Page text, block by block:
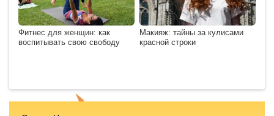
Фитнес для женщин: как
воспитывать свою свободу
Макияж: тайны за кулисами
красной строки